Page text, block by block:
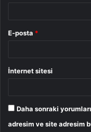
E-posta *
İnternet sitesi
Daha sonraki
adresim ve site adresim